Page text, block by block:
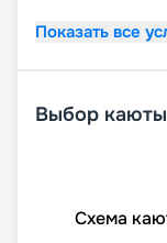
Показать все
Выбор каюты
Схема